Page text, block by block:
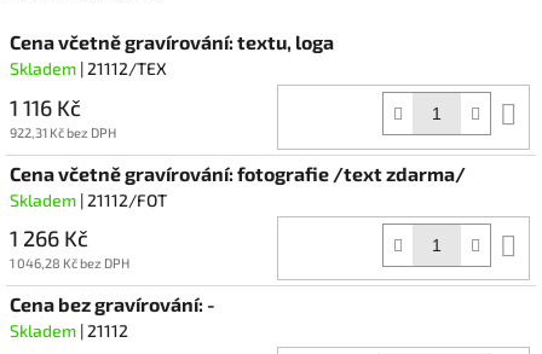
Cena včetně gravírování: textu, loga
Skladem | 21112/TEX
1 116 Kč
922,31 Kč bez DPH
Cena včetně gravírování: fotografie /text zdarma/
Skladem | 21112/FOT
1 266 Kč
1 046,28 Kč bez DPH
Cena bez gravírování: -
Skladem | 21112